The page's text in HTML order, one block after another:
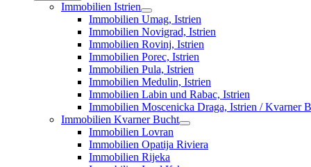
Immobilien Istrien
Immobilien Umag, Istrien
Immobilien Novigrad, Istrien
Immobilien Rovinj, Istrien
Immobilien Porec, Istrien
Immobilien Pula, Istrien
Immobilien Medulin, Istrien
Immobilien Labin und Rabac, Istrien
Immobilien Moscenicka Draga, Istrien / Kvarner
Immobilien Kvarner Bucht
Immobilien Lovran
Immobilien Opatija Riviera
Immobilien Rijeka